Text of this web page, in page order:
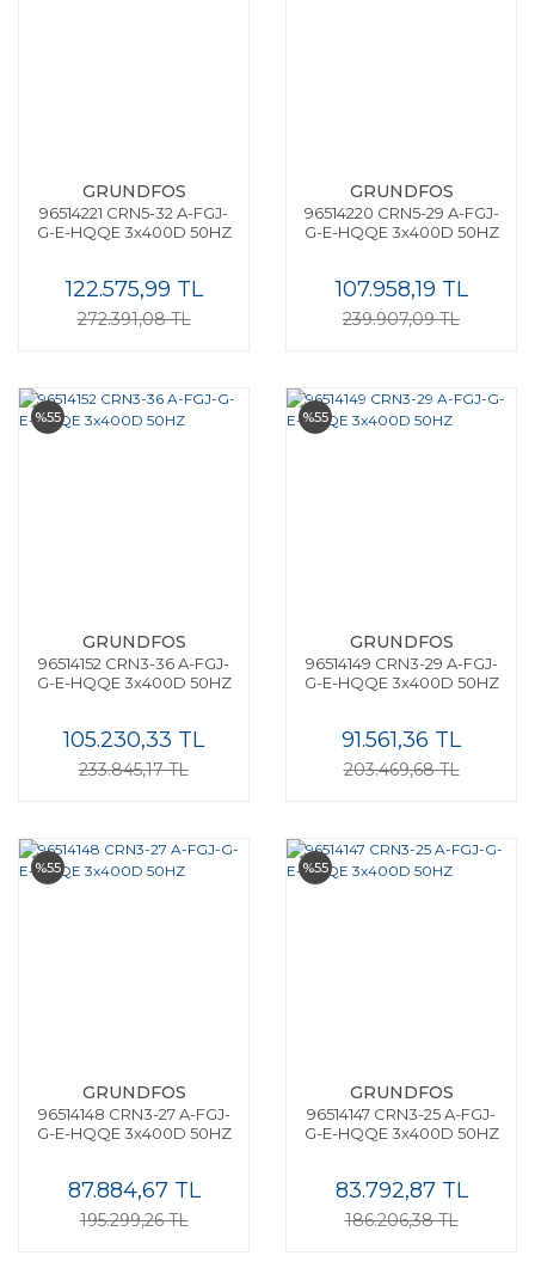
GRUNDFOS
96514221 CRN5-32 A-FGJ-
G-E-HQQE 3x400D 50HZ
122.575,99 TL
272.391,08 TL
GRUNDFOS
96514220 CRN5-29 A-FGJ-
G-E-HQQE 3x400D 50HZ
107.958,19 TL
239.907,09 TL
%55
GRUNDFOS
96514152 CRN3-36 A-FGJ-
G-E-HQQE 3x400D 50HZ
105.230,33 TL
233.845,17 TL
%55
GRUNDFOS
96514149 CRN3-29 A-FGJ-
G-E-HQQE 3x400D 50HZ
91.561,36 TL
203.469,68 TL
%55
GRUNDFOS
96514148 CRN3-27 A-FGJ-
G-E-HQQE 3x400D 50HZ
87.884,67 TL
195.299,26 TL
%55
GRUNDFOS
96514147 CRN3-25 A-FGJ-
G-E-HQQE 3x400D 50HZ
83.792,87 TL
186.206,38 TL